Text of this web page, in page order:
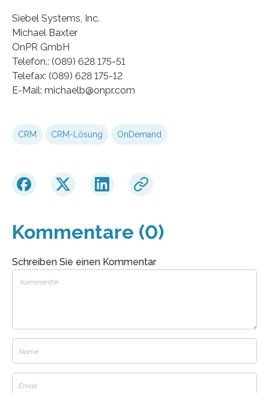
Siebel Systems, Inc.
Michael Baxter
OnPR GmbH
Telefon.: (089) 628 175-51
Telefax: (089) 628 175-12
E-Mail: michaelb@onpr.com
CRM CRM-Lösung OnDemand
Kommentare (0)
Schreiben Sie einen Kommentar